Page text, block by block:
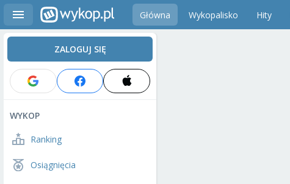
Główna Wykopalisko Hity
ZALOGUJ SIĘ
WYKOP
Ranking
Osiągnięcia